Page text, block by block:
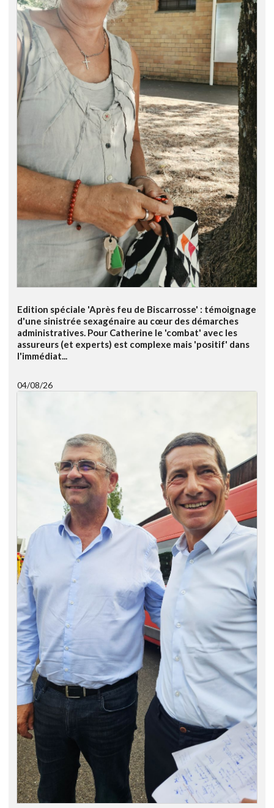
Edition spéciale 'Après feu de Biscarrosse' : témoignage
d'une sinistrée sexagénaire au cœur des démarches
administratives. Pour Catherine le 'combat' avec les
assureurs (et experts) est complexe mais 'positif' dans
l'immédiat...
04/08/26